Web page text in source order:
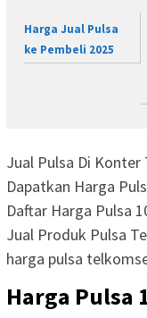
Harga Jual Pulsa
ke Pembeli 2025
Jual Pulsa Di
Dapatkan Harga
Daftar Harga Pulsa
Jual Produk Pulsa
harga pulsa
Harga Pulsa